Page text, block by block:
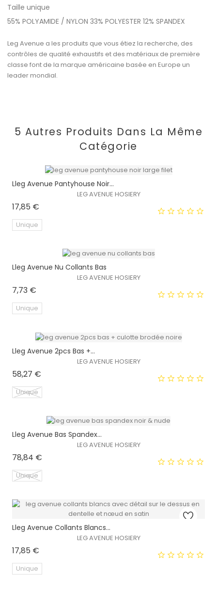
Taille unique
55% POLYAMIDE / NYLON 33% POLYESTER 12% SPANDEX
Leg Avenue a les produits que vous étiez la recherche, des
contrôles de qualité exhaustifs et des matériaux de première
classe font de la marque américaine basée en Europe un
leader mondial.
5 Autres Produits Dans La Même
Catégorie
EXCLUSIVITÉ WEB !
Lleg Avenue Pantyhouse Noir...
LEG AVENUE HOSIERY
17,85 €
Unique
EXCLUSIVITÉ WEB !
Lleg Avenue Nu Collants Bas
LEG AVENUE HOSIERY
7,73 €
Unique
EXCLUSIVITÉ WEB !
HORS STOCK
Lleg Avenue 2pcs Bas +...
LEG AVENUE HOSIERY
58,27 €
Unique
EXCLUSIVITÉ WEB !
HORS STOCK
Lleg Avenue Bas Spandex...
LEG AVENUE HOSIERY
78,84 €
Unique
Lleg Avenue Collants Blancs...
LEG AVENUE HOSIERY
17,85 €
Unique